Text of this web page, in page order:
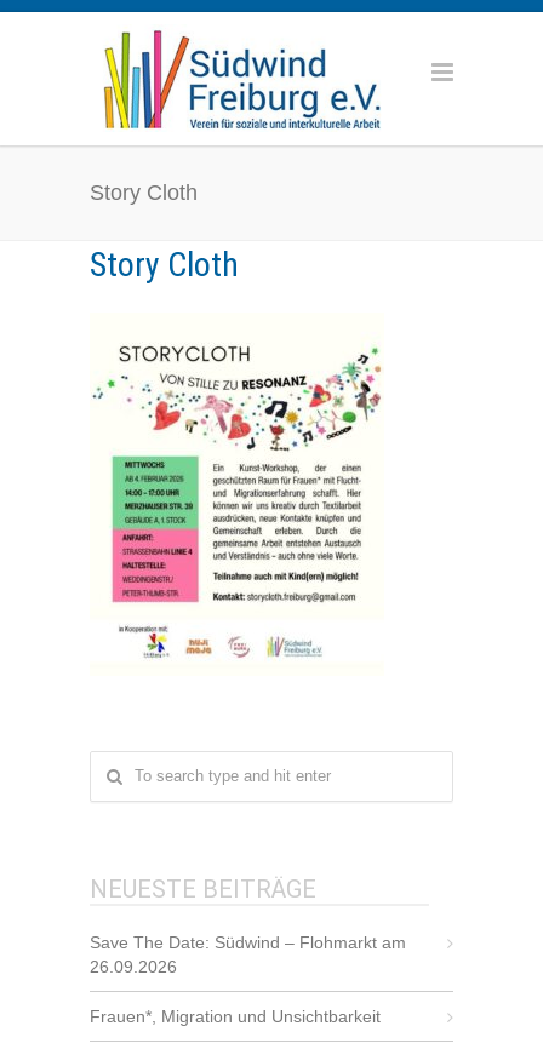
Story Cloth
Story Cloth
NEUESTE BEITRÄGE
Save The Date: Südwind – Flohmarkt am
26.09.2026
Frauen*, Migration und Unsichtbarkeit